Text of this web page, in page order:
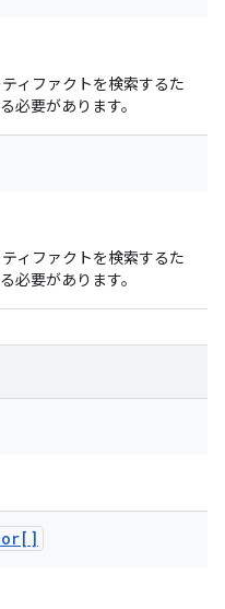
ィファクトを検索するた
必要があります。
ィファクトを検索するた
必要があります。